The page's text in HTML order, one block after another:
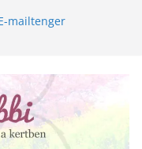
mailtenger